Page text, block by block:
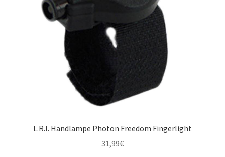
L.R.I. Handlampe Photon Freedom Fingerlight
31,99€